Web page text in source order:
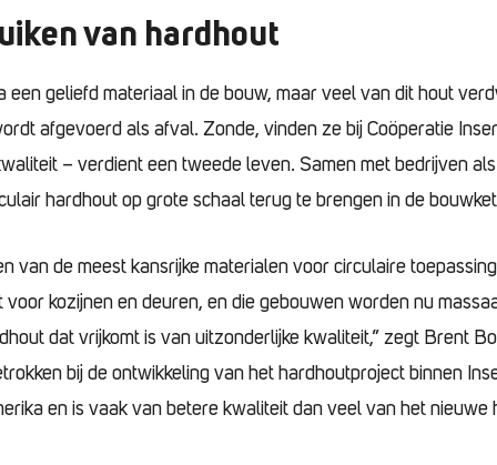
van hardhout
een geliefd materiaal in de bouw, maar veel van dit hout
afgevoerd als afval. Zonde, vinden ze bij Coöperatie
– verdient een tweede leven. Samen met bedrijven
hardhout op grote schaal terug te brengen in de
van de meest kansrijke materialen voor circulaire
kozijnen en deuren, en die gebouwen worden nu
dat vrijkomt is van uitzonderlijke kwaliteit,” zegt Brent
bij de ontwikkeling van het hardhoutproject binnen
en is vaak van betere kwaliteit dan veel van het nieuwe